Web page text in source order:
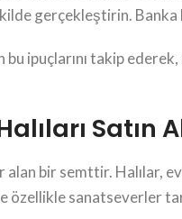
gerçekleştirin. Banka
bu ipuçlarını takip
alan bir semttir.
özellikle sanatseverler